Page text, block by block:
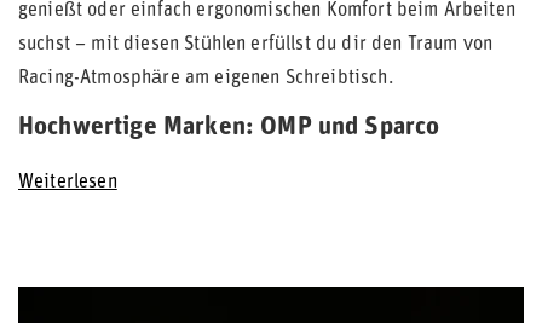
genießt oder einfach ergonomischen Komfort beim Arbeiten
suchst – mit diesen Stühlen erfüllst du dir den Traum von
Racing-Atmosphäre am eigenen Schreibtisch.
Hochwertige Marken: OMP und Sparco
Weiterlesen